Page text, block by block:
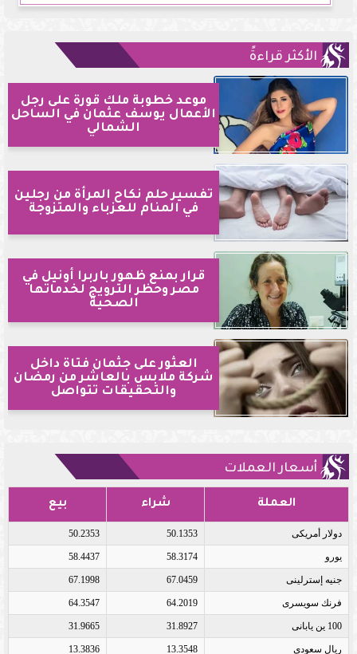
الأكثر قراءةً
موعد خطوبة ملك قورة على رجل
الأعمال يوسف عثمان في الساحل
الشمالي
تفسير حلم نكاح المرأة من رجلين
في المنام للعزباء والمتزوجة
قرار بمنع ظهور باربرا أونيل في
مصر وحظر الترويج لخدماتها
الصحية
العثور على جثمان فتاة داخل
شركة ملابس بالعاشر من رمضان
والتحقيقات تتواصل
أسعار العملات
العملة شراء بيع
دولار أمريكى 50.1353
50.2353
يورو 58.3174
58.4437
جنيه إسترلينى 67.0459
67.1998
فرنك سويسرى 64.2019
64.3547
100 ين يابانى 31.8927
31.9665
ريال سعودى 13.3548
13.3836